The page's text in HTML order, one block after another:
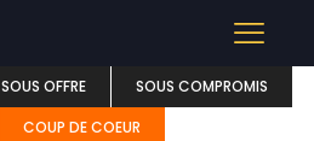
SOUS OFFRE
SOUS COMPROMIS
COUP DE COEUR